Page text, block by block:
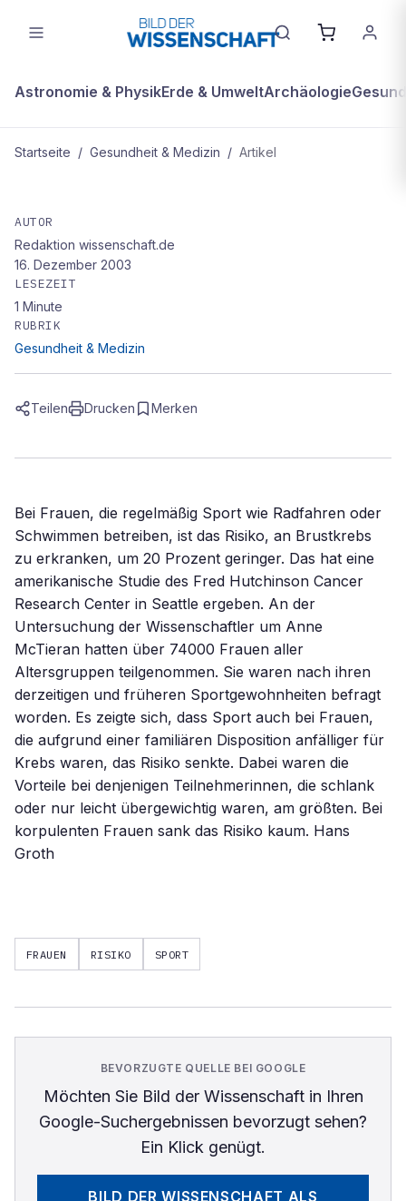
Astronomie & PhysikErde & UmweltArchäologie
Startseite / Gesundheit & Medizin / Artikel
Sport gegen Brustkrebs
AUTOR
Redaktion wissenschaft.de
16. Dezember 2003
LESEZEIT
1 Minute
RUBRIK
Gesundheit & Medizin
Teilen Drucken Merken
Bei Frauen, die regelmäßig Sport wie Radfahren oder
Schwimmen betreiben, ist das Risiko, an Brustkrebs
zu erkranken, um 20 Prozent geringer. Das hat eine
amerikanische Studie des Fred Hutchinson Cancer
Research Center in Seattle ergeben. An der
Untersuchung der Wissenschaftler um Anne
McTieran hatten über 74000 Frauen aller
Altersgruppen teilgenommen. Sie waren nach ihren
derzeitigen und früheren Sportgewohnheiten befragt
worden. Es zeigte sich, dass Sport auch bei Frauen,
die aufgrund einer familiären Disposition anfälliger für
Krebs waren, das Risiko senkte. Dabei waren die
Vorteile bei denjenigen Teilnehmerinnen, die schlank
oder nur leicht übergewichtig waren, am größten. Bei
korpulenten Frauen sank das Risiko kaum. Hans
Groth
FRAUEN RISIKO SPORT
BEVORZUGTE QUELLE BEI GOOGLE
Möchten Sie Bild der Wissenschaftin Ihren
Google-Suchergebnissen bevorzugt sehen?
Ein Klick genügt.
BILD DER WISSENSCHAFT ALS